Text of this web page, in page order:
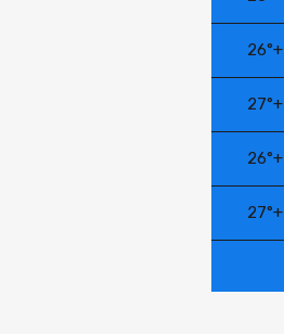
+
26°
+
27°
+
26°
+
27°